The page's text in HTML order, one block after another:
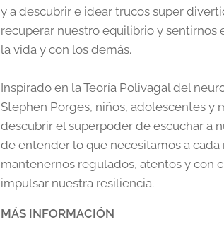
y a descubrir e idear trucos super
recuperar nuestro equilibrio y sentirnos
la vida y con los demás.
Inspirado en la Teoría Polivagal del
Stephen Porges, niños, adolescentes y
descubrir el superpoder de escuchar a
de entender lo que necesitamos a
mantenernos regulados, atentos y con
impulsar nuestra resiliencia.
MÁS INFORMACIÓN